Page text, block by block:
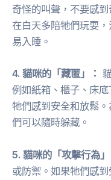
奇怪的叫聲，不要感
在白天多陪牠們玩耍
易入睡。
4. 貓咪的「藏匿」：
例如紙箱、櫃子、床
牠們感到安全和放鬆
們可以隨時躲藏。
5. 貓咪的「攻擊行為」
或防禦。如果牠們感